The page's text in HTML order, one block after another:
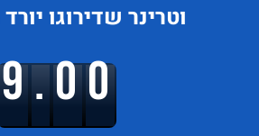
וטרינר שדירוגו יורד
9.00